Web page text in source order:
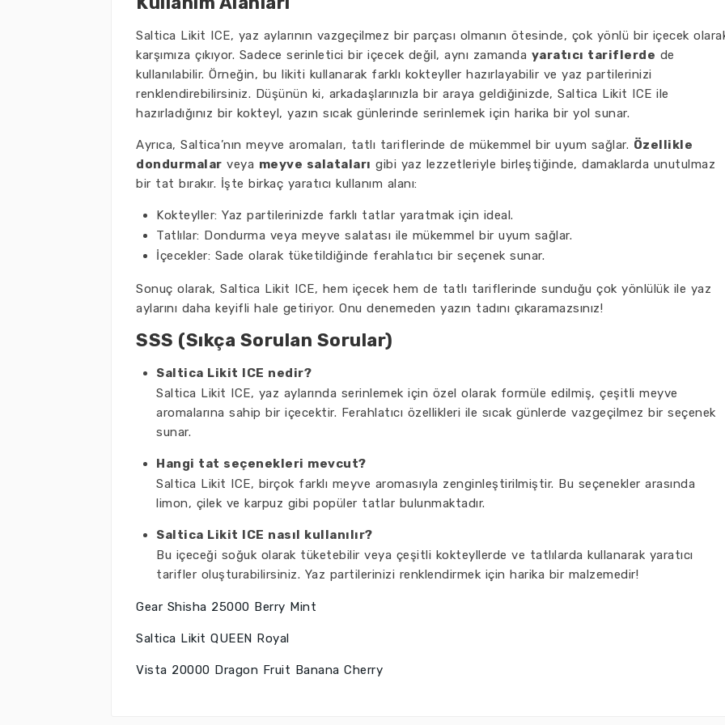
Saltica Likit ICE, yaz aylarının vazgeçilmez bir parçası olmanın ötesinde, çok yönlü bir içecek
karşımıza çıkıyor. Sadece serinletici bir içecek değil, aynı zamanda yaratıcı tariflerde de
kullanılabilir. Örneğin, bu likiti kullanarak farklı kokteyller hazırlayabilir ve yaz partilerinizi
renklendirebilirsiniz. Düşünün ki, arkadaşlarınızla bir araya geldiğinizde, Saltica Likit ICE ile
hazırladığınız bir kokteyl, yazın sıcak günlerinde serinlemek için harika bir yol sunar.
Ayrıca, Saltica’nın meyve aromaları, tatlı tariflerinde de mükemmel bir uyum sağlar. Özellikle
dondurmalar veya meyve salataları gibi yaz lezzetleriyle birleştiğinde, damaklarda unutulmaz
bir tat bırakır. İşte birkaç yaratıcı kullanım alanı:
Kokteyller: Yaz partilerinizde farklı tatlar yaratmak için ideal.
Tatlılar: Dondurma veya meyve salatası ile mükemmel bir uyum sağlar.
İçecekler: Sade olarak tüketildiğinde ferahlatıcı bir seçenek sunar.
Sonuç olarak, Saltica Likit ICE, hem içecek hem de tatlı tariflerinde sunduğu çok yönlülük ile yaz
aylarını daha keyifli hale getiriyor. Onu denemeden yazın tadını çıkaramazsınız!
SSS (Sıkça Sorulan Sorular)
Saltica Likit ICE nedir?
Saltica Likit ICE, yaz aylarında serinlemek için özel olarak formüle edilmiş, çeşitli meyve
aromalarına sahip bir içecektir. Ferahlatıcı özellikleri ile sıcak günlerde vazgeçilmez bir seçenek
sunar.
Hangi tat seçenekleri mevcut?
Saltica Likit ICE, birçok farklı meyve aromasıyla zenginleştirilmiştir. Bu seçenekler arasında
limon, çilek ve karpuz gibi popüler tatlar bulunmaktadır.
Saltica Likit ICE nasıl kullanılır?
Bu içeceği soğuk olarak tüketebilir veya çeşitli kokteyllerde ve tatlılarda kullanarak yaratıcı
tarifler oluşturabilirsiniz. Yaz partilerinizi renklendirmek için harika bir malzemedir!
Gear Shisha 25000 Berry Mint
Saltica Likit QUEEN Royal
Vista 20000 Dragon Fruit Banana Cherry